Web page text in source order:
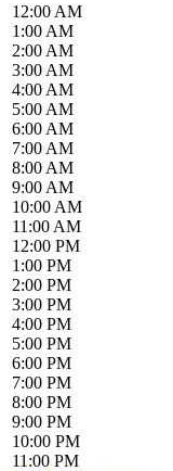
12:00 AM
1:00 AM
2:00 AM
3:00 AM
4:00 AM
5:00 AM
6:00 AM
7:00 AM
8:00 AM
9:00 AM
10:00 AM
11:00 AM
12:00 PM
1:00 PM
2:00 PM
3:00 PM
4:00 PM
5:00 PM
6:00 PM
7:00 PM
8:00 PM
9:00 PM
10:00 PM
11:00 PM